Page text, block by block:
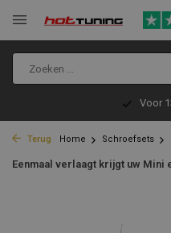
Voor 13:00
Terug Home Schroefsets
Eenmaal verlaagt krijgt uw Mini